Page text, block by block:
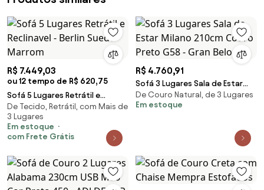
R$ 7.449,03
ou 12 tempo de R$ 620,75
Sofá 5 Lugares Retrátil e
Reclinavel - Berlin Suede
Marrom
De Tecido, Retrátil, com Mais de
3 Lugares
Em estoque
com Frete Grátis
R$ 4.760,91
Sofá 3 Lugares Sala de Estar
Milano 210cm Couro Preto G58
- Gran Belo
De Couro Natural, de 3 Lugares
Em estoque